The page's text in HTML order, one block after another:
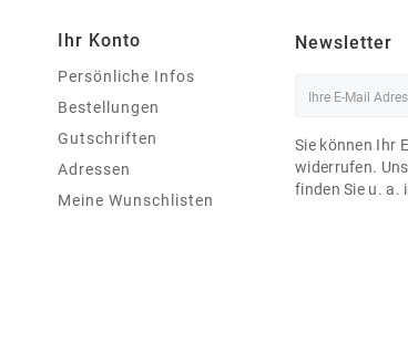
Ihr Konto
Persönliche Infos
Bestellungen
Gutschriften
Adressen
Meine Wunschlisten
Newsletter
Sie können Ihr
widerrufen.
finden Sie u. a.